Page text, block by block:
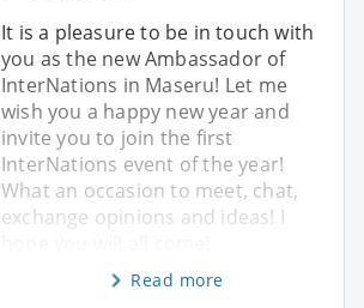
It is a pleasure to be in touch with
you as the new Ambassador of
InterNations in Maseru! Let me
wish you a happy new year and
invite you to join the first
InterNations event of the year!
What an occasion to meet, chat,
exchange opinions and ideas! I
Read more